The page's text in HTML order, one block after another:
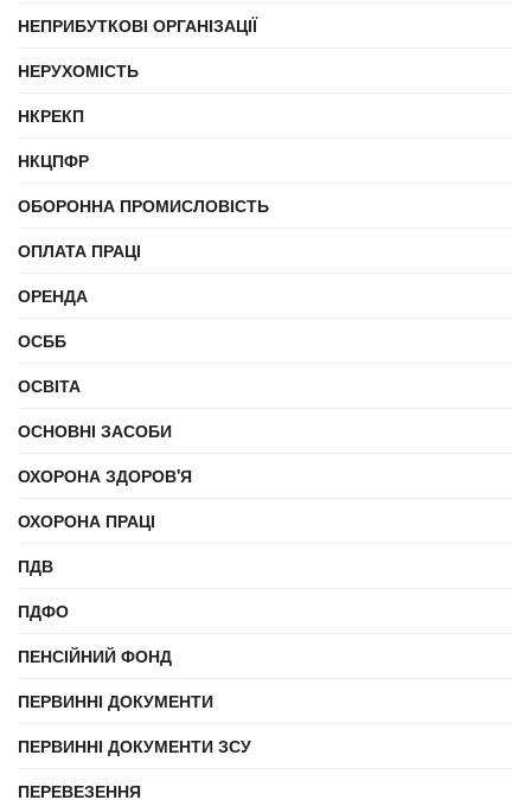
НЕПРИБУТКОВІ ОРГАНІЗАЦІЇ
НЕРУХОМІСТЬ
НКРЕКП
НКЦПФР
ОБОРОННА ПРОМИСЛОВІСТЬ
ОПЛАТА ПРАЦІ
ОРЕНДА
ОСББ
ОСВІТА
ОСНОВНІ ЗАСОБИ
ОХОРОНА ЗДОРОВ'Я
ОХОРОНА ПРАЦІ
ПДВ
ПДФО
ПЕНСІЙНИЙ ФОНД
ПЕРВИННІ ДОКУМЕНТИ
ПЕРВИННІ ДОКУМЕНТИ ЗСУ
ПЕРЕВЕЗЕННЯ